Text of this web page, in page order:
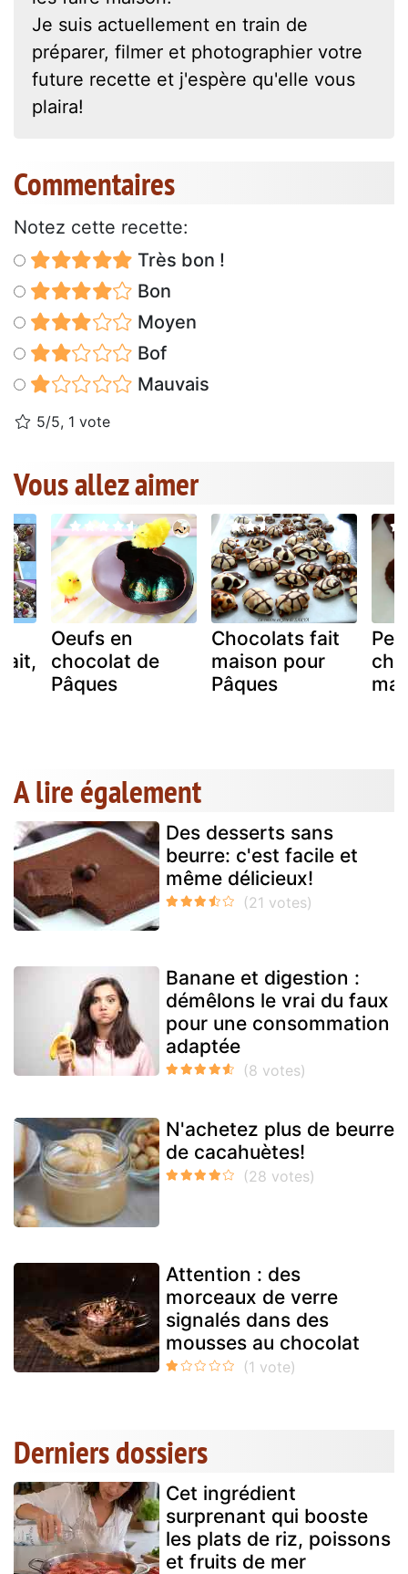
Je suis actuellement en train de
préparer, filmer et photographier votre
future recette et j'espère qu'elle vous
plaira!
Commentaires
Notez cette recette:
Très bon !
Bon
Moyen
Bof
Mauvais
5/5, 1 vote
Vous allez aimer
Oeufs en
chocolat de
Pâques
Chocolats fait
maison pour
Pâques
A lire également
Des desserts sans
beurre: c'est facile et
même délicieux!
Banane et digestion :
démêlons le vrai du faux
pour une consommation
adaptée
N'achetez plus de beurre
de cacahuètes!
Attention : des
morceaux de verre
signalés dans des
mousses au chocolat
Derniers dossiers
Cet ingrédient
surprenant qui booste
les plats de riz, poissons
et fruits de mer